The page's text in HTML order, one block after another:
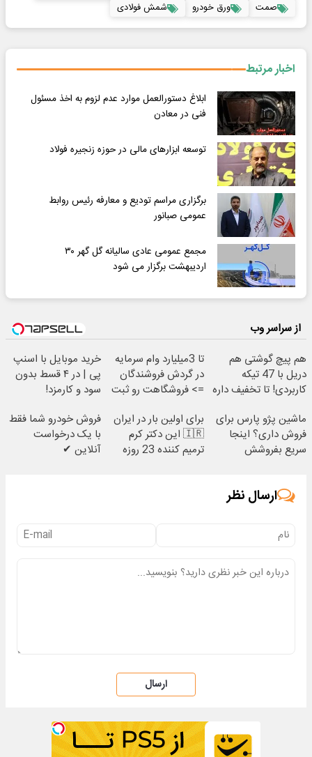
صمت
ورق خودرو شمش فولادی
اخبار مرتبط
ابلاغ دستورالعمل موارد عدم لزوم به اخذ مسئول
فنی در معادن
توسعه ابزارهای مالی در حوزه زنجیره فولاد
برگزاری مراسم تودیع و معارفه رئیس روابط
عمومی صبانور
مجمع عمومی عادی سالیانه گل گهر ۳۰
اردیبهشت برگزار می شود
از سراسر وب
هم پیچ گوشتی هم
دریل با 47 تیکه
کاربردی! تا تخفیف داره
تا 3میلیارد وام سرمایه
در گردش فروشندگان
=> فروشگاهت رو ثبت
خرید موبایل با اسنپ
پی | در ۴ قسط بدون
سود و کارمزد!
ماشین پژو پارس برای
فروش داری؟ اینجا
سریع بفروشش
برای اولین بار در ایران
🇮🇷 این دکتر کرم
ترمیم کننده 23 روزه
فروش خودرو شما فقط
با یک درخواست
آنلاین ✔
ارسال نظر
ارسال